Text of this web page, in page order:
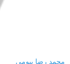
محمد رضا بيومي